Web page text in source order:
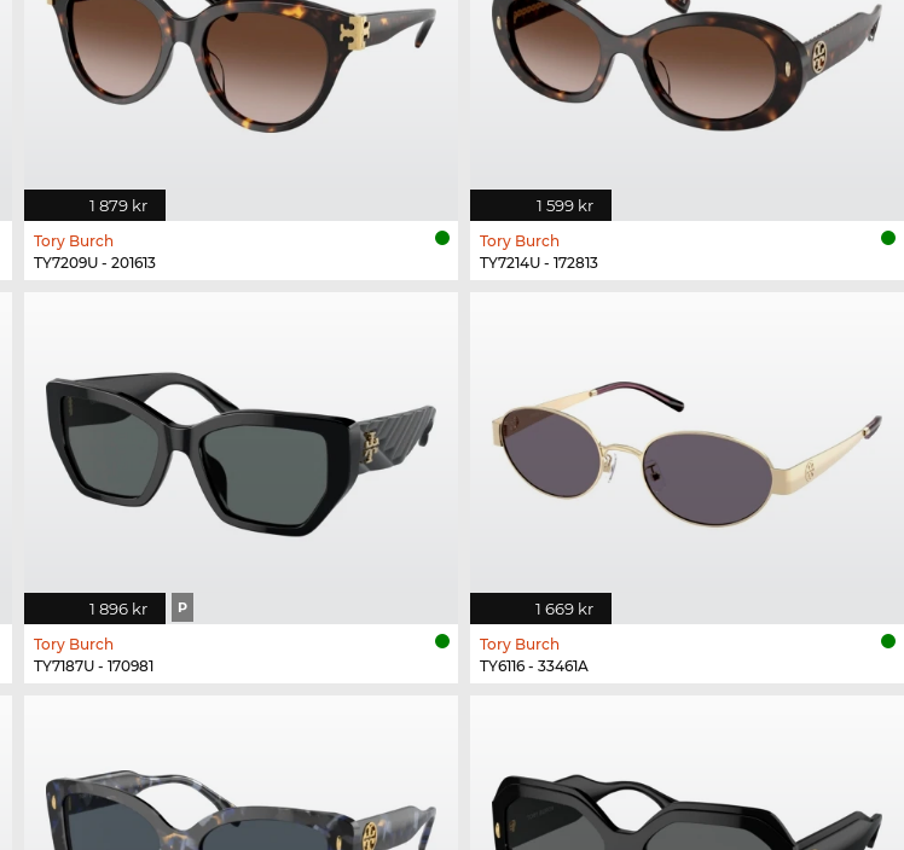
1 879 kr
Tory Burch
TY7209U - 201613
1 599 kr
Tory Burch
TY7214U - 172813
1 896 kr P
Tory Burch
TY7187U - 170981
1 669 kr
Tory Burch
TY6116 - 33461A